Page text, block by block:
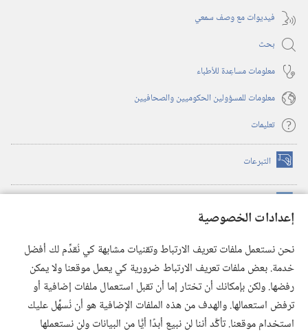
إعدادات الخصوصية
نحن نستعمل ملفات تعريف الارتباط وتقنيات مشابهة كي نُقدِّم لك أفضل
خدمة. بعض ملفات تعريف الارتباط ضرورية كي يعمل موقعنا ولا يمكن
رفضها. ولكن بإمكانك أن تختار إما أن تقبل استعمال ملفات إضافية أو
ترفض استعمالها. والهدف من هذه الملفات الإضافية هو أن نُسهِّل عليك
استخدام موقعنا. تأكَّد أننا لن نبيع أبدًا أيًّا من البيانات ولن نستعملها
فيديوات مع وصف سمعي
بحث
معلومات مساعِدة للأطباء
معلومات للمسؤولين الحكوميين والصحافيين
تعليمات
التبرعات (يفتح
نافذة
(يفتح
نافذة
(يفتح
نافذة
جديدة) تطبيق ®
JW Library
مكتبة برج المراقبة